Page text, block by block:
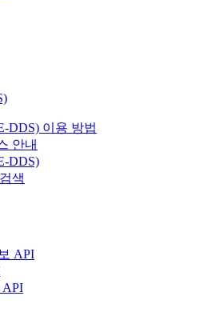
DDS) 이용 방법
안내
DDS)
색
API
API